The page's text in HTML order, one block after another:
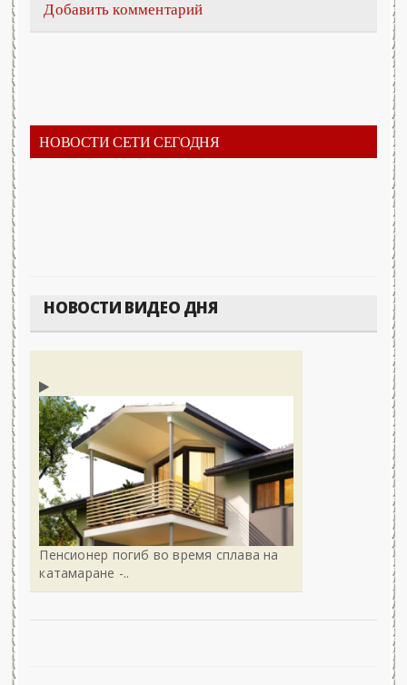
Добавить комментарий
НОВОСТИ СЕТИ СЕГОДНЯ
НОВОСТИ ВИДЕО ДНЯ
Пенсионер погиб во время сплава на
катамаране -..